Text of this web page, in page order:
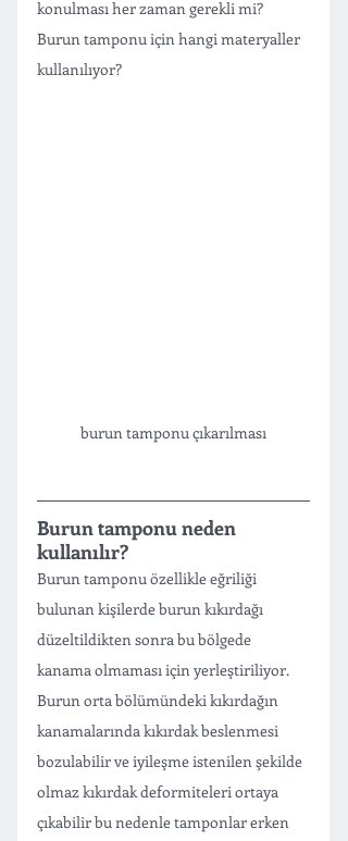
konulması her zaman gerekli mi?
Burun tamponu için hangi materyaller
kullanılıyor?
burun tamponu çıkarılması
Burun tamponu neden
kullanılır?
Burun tamponu özellikle eğriliği
bulunan kişilerde burun kıkırdağı
düzeltildikten sonra bu bölgede
kanama olmaması için yerleştiriliyor.
Burun orta bölümündeki kıkırdağın
kanamalarında kıkırdak beslenmesi
bozulabilir ve iyileşme istenilen şekilde
olmaz kıkırdak deformiteleri ortaya
çıkabilir bu nedenle tamponlar erken